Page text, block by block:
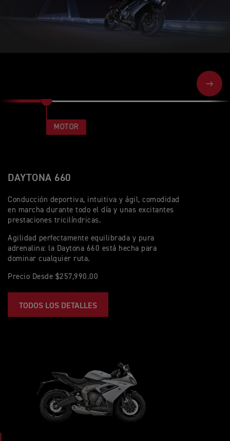
NEXT
MOTOR
DAYTONA 660
Conducción deportiva, intuitiva y ágil, comodidad
en marcha durante todo el día y unas excitantes
prestaciones tricilíndricas.
Agilidad perfectamente equilibrada y pura
adrenalina: la Daytona 660 está hecha para
dominar cualquier ruta.
Precio Desde $257,990.00
TODOS LOS DETALLES